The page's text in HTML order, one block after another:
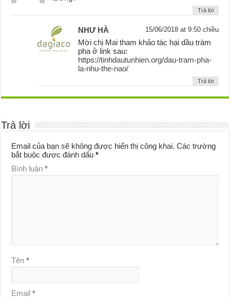
Trả lời
NHƯ HÀ 15/06/2018 at 9:50 chiều
Mời chị Mai tham khảo tác hại dầu tràm
pha ở link sau:
https://tinhdautunhien.org/dau-tram-pha-
la-nhu-the-nao/
Trả lời
Trả lời
Email của bạn sẽ không được hiển thị công khai. Các trường
bắt buộc được đánh dấu*
Bình luận*
Tên*
Email*